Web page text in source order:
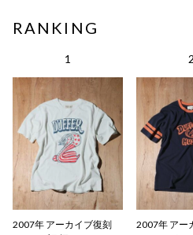
RANKING
2007年 アーカイブ復刻
2007年 アー